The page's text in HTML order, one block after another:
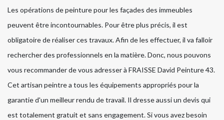
Les opérations de peinture pour les façades des immeubles
peuvent être incontournables. Pour être plus précis, il est
obligatoire de réaliser ces travaux. Afin de les effectuer, il va falloir
rechercher des professionnels en la matière. Donc, nous pouvons
vous recommander de vous adresser à FRAISSE David Peinture 43.
Cet artisan peintre a tous les équipements appropriés pour la
garantie d'un meilleur rendu de travail. Il dresse aussi un devis qui
est totalement gratuit et sans engagement. Si vous avez besoin